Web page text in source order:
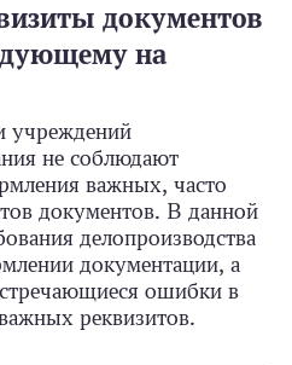
документов
на
учреждений
не соблюдают
важных, часто
документов. В данной
делопроизводства
документации, а
ошибки в
реквизитов.